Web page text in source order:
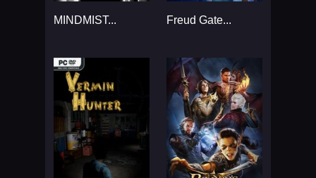
MINDMIST... Freud Gate...